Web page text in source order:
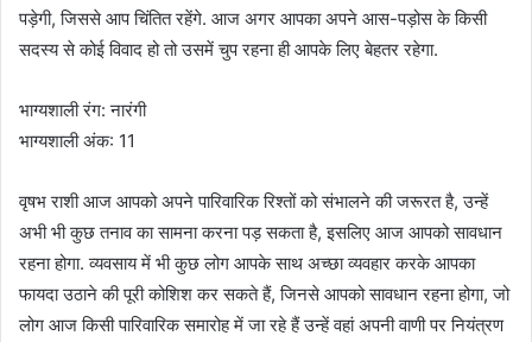
पड़ेगी, जिससे आप चिंतित रहेंगे. आज अगर आपका अपने आस-पड़ोस के किसी
सदस्य से कोई विवाद हो तो उसमें चुप रहना ही आपके लिए बेहतर रहेगा.
भाग्यशाली रंग: नारंगी
भाग्यशाली अंक: 11
वृषभ राशी आज आपको अपने पारिवारिक रिश्तों को संभालने की जरूरत है, उन्हें
अभी भी कुछ तनाव का सामना करना पड़ सकता है, इसलिए आज आपको सावधान
रहना होगा. व्यवसाय में भी कुछ लोग आपके साथ अच्छा व्यवहार करके आपका
फायदा उठाने की पूरी कोशिश कर सकते हैं, जिनसे आपको सावधान रहना होगा, जो
लोग आज किसी पारिवारिक समारोह में जा रहे हैं उन्हें वहां अपनी वाणी पर नियंत्रण